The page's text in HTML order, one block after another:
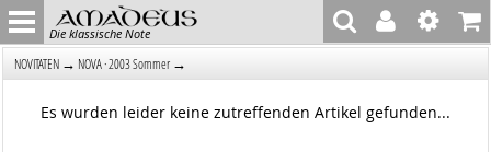
Die klassische Note
NOVITÄTEN → NOVA · 2003 Sommer →
Es wurden leider keine zutreffenden Artikel gefunden...